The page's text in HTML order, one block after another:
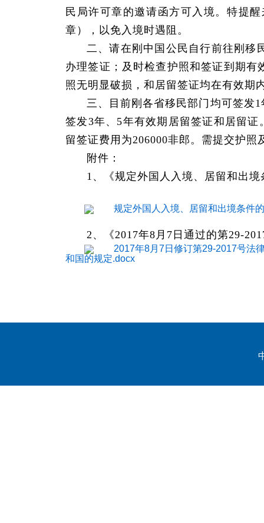
民局许可章的邀请函方可入境。特提
章），以免入境时遇阻。
二、请在刚中国公民自行前往刚移
办理签证；及时检查护照和签证到期
照无明显破损，和居留签证均在有效期
三、目前刚各省移民部门均可签发
签发3年、5年有效期居留签证和居留
留签证费用为206000非郎。需提交护
附件：
1、《规定外国人入境、居留和出
规定外国人入境、居留和出境条件
2、《2017年8月7日通过的第29-
2017年8月7日修订第29-2017号法
和国的规定.docx